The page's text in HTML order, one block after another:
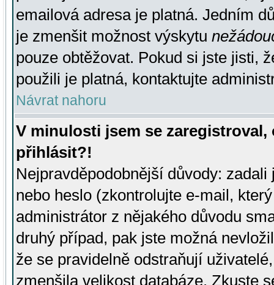
emailová adresa je platná. Jedním
je zmenšit možnost výskytu
pouze obtěžovat. Pokud si jste jisti,
použili je platná, kontaktujte
Návrat nahoru
V minulosti jsem se
přihlásit?!
Nejpravděpodobnější důvody:
nebo heslo (zkontrolujte e-mail,
administrátor z nějakého důvodu
druhý případ, pak jste možná
že se pravidelně odstraňují
zmenšila velikost databáze. Zkuste